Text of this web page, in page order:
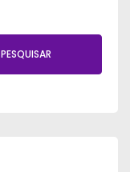
PESQUISAR